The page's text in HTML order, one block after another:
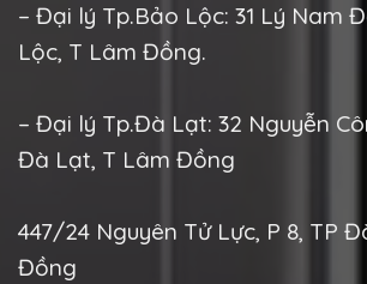
– Đại lý Tp.Bảo Lộc: 31 Lý Nam
Lộc, T Lâm Đồng.
– Đại lý Tp.Đà Lạt: 32 Nguyễn
Đà Lạt, T Lâm Đồng
447/24 Nguyên Tử Lực, P 8, TP
Đồng